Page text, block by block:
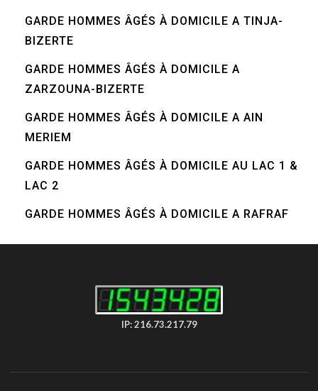
GARDE HOMMES ÂGÉS À DOMICILE A TINJA-
BIZERTE
GARDE HOMMES ÂGÉS À DOMICILE A
ZARZOUNA-BIZERTE
GARDE HOMMES ÂGÉS À DOMICILE A AIN
MERIEM
GARDE HOMMES ÂGÉS À DOMICILE AU LAC 1 &
LAC 2
GARDE HOMMES ÂGÉS À DOMICILE A RAFRAF
IP: 216.73.217.79